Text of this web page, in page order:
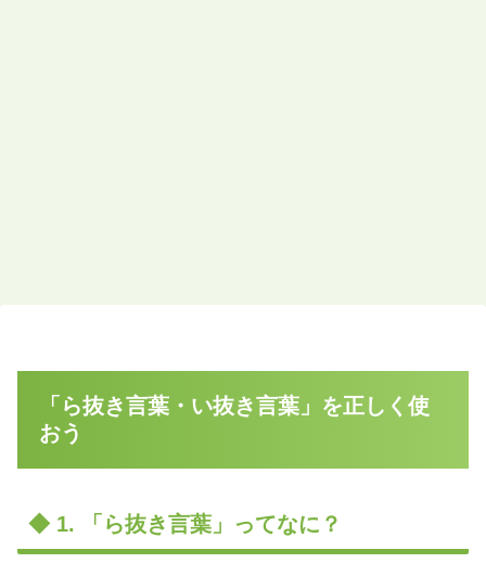
「ら抜き言葉・い抜き言葉」を正しく使
おう
◆ 1. 「ら抜き言葉」ってなに？